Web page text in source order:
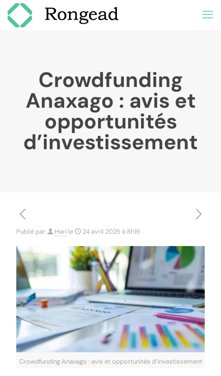
Crowdfunding
Anaxago : avis et
opportunités
d’investissement
Publié par Hari le 24 avril 2025 à 8h16
Crowdfunding Anaxago : avis et opportunités d’investissement